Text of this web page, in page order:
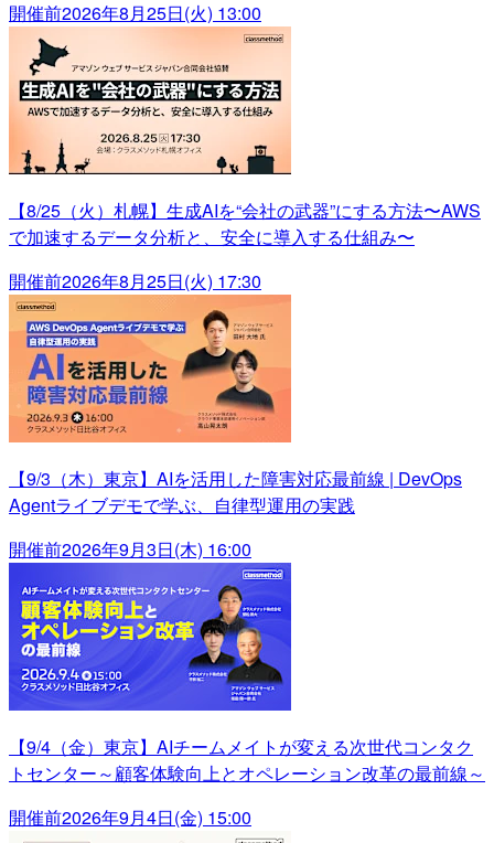
開催前2026年8月25日(火) 13:00
【8/25（火）札幌】生成AIを“会社の武器”にする方法〜AWS
で加速するデータ分析と、安全に導入する仕組み〜
開催前2026年8月25日(火) 17:30
【9/3（木）東京】AIを活用した障害対応最前線 | DevOps
Agentライブデモで学ぶ、自律型運用の実践
開催前2026年9月3日(木) 16:00
【9/4（金）東京】AIチームメイトが変える次世代コンタク
トセンター～顧客体験向上とオペレーション改革の最前線～
開催前2026年9月4日(金) 15:00